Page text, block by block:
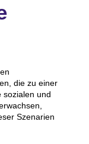
die zu einer
sozialen und
Szenarien